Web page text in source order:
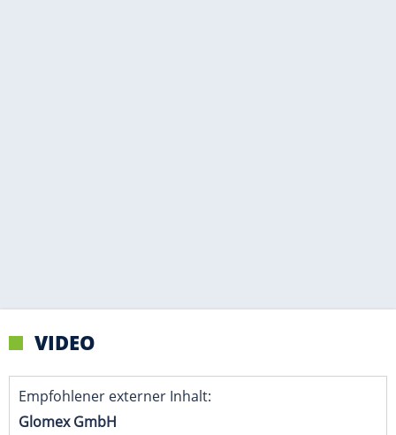
VIDEO
Empfohlener externer Inhalt:
Glomex GmbH